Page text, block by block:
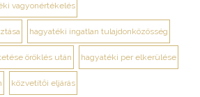
vagyonértékelés
hagyatéki ingatlan tulajdonközösség
öröklés után hagyatéki per elkerülése
közvetítői eljárás